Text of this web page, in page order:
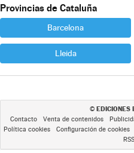
Provincias de Cataluña
Barcelona
Lleida
© EDICIONES
Contacto Venta de contenidos
Política cookies
Configuración de cookies
RSS